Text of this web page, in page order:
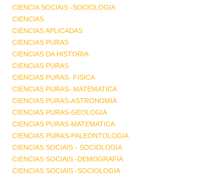
CIENCIA SOCIAIS -SOCIOLOGIA
CIENCIAS
CIENCIAS APLICADAS
CIENCIAS PURAS
CIENCIAS DA HISTORIA
CIENCIAS PURAS
CIENCIAS PURAS- FISICA
CIENCIAS PURAS- MATEMATICA
CIENCIAS PURAS-ASTRONOMIA
CIENCIAS PURAS-GEOLOGIA
CIENCIAS PURAS-MATEMATICA
CIENCIAS PURAS-PALEONTOLOGIA
CIENCIAS SOCIAIS - SOCIOLOGIA
CIENCIAS SOCIAIS -DEMOGRAFIA
CIENCIAS SOCIAIS -SOCIOLOGIA